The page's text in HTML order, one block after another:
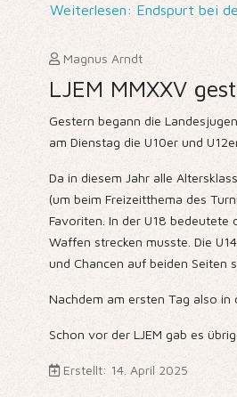
Weiterlesen: Endspurt bei
Magnus Arndt
LJEM MMXXV
Gestern begann die
am Dienstag die U10er und
Da in diesem Jahr alle
(um beim Freizeitthema des
Favoriten. In der U18 bedeutete
Waffen strecken musste. Die
und Chancen auf beiden Seiten
Nachdem am ersten Tag also
Schon vor der LJEM gab es
Erstellt: 14. April 2025